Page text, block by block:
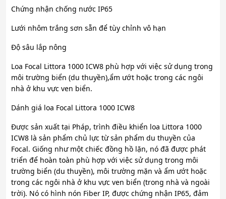
Chứng nhận chống nước IP65
Lưới nhôm trắng sơn sẵn để tùy chỉnh vô hạn
Độ sâu lắp nông
Loa Focal Littora 1000 ICW8 phù hợp với việc sử dụng trong
môi trường biển (du thuyền),ẩm ướt hoặc trong các ngôi
nhà ở khu vực ven biển.
Dánh giá loa Focal Littora 1000 ICW8
Được sản xuất tại Pháp, trình điều khiển loa Littora 1000
ICW8 là sản phẩm chủ lực từ sản phẩm du thuyền của
Focal. Giống như một chiếc đồng hồ lặn, nó đã được phát
triển để hoàn toàn phù hợp với việc sử dụng trong môi
trường biển (du thuyền), môi trường mặn và ẩm ướt hoặc
trong các ngôi nhà ở khu vực ven biển (trong nhà và ngoài
trời). Nó có hình nón Fiber IP, được chứng nhận IP65, đảm